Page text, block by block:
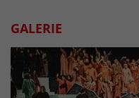
GALERIE